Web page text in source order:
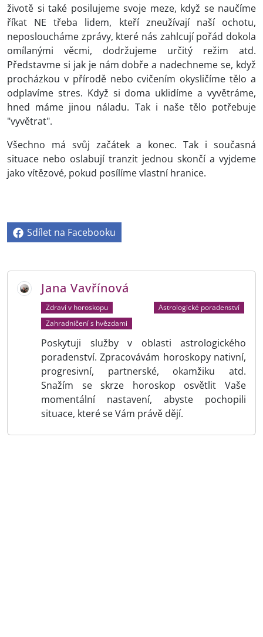
životě si také posilujeme svoje meze, když se naučíme
říkat NE třeba lidem, kteří zneužívají naší ochotu,
neposloucháme zprávy, které nás zahlcují pořád dokola
omílanými věcmi, dodržujeme určitý režim atd.
Představme si jak je nám dobře a nadechneme se, když
procházkou v přírodě nebo cvičením okysličíme tělo a
odplavíme stres. Když si doma uklidíme a vyvětráme,
hned máme jinou náladu. Tak i naše tělo potřebuje
"vyvětrat".
Všechno má svůj začátek a konec. Tak i současná
situace nebo oslabují tranzit jednou skončí a vyjdeme
jako vítězové, pokud posílíme vlastní hranice.
Sdílet na Facebooku
Jana Vavřínová
Zdraví v horoskopu
Astrologické poradenství
Zahradničení s hvězdami
Poskytuji služby v oblasti astrologického
poradenství. Zpracovávám horoskopy nativní,
progresivní, partnerské, okamžiku atd.
Snažím se skrze horoskop osvětlit Vaše
momentální nastavení, abyste pochopili
situace, které se Vám právě dějí.